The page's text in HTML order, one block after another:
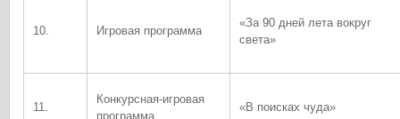
10. Игровая программа
«За 90 дней лета вокруг
света»
11.
Конкурсная-игровая
программа
«В поисках чуда»